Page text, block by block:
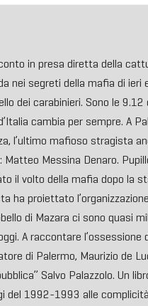
in presa diretta della
nei segreti della mafia di ieri
dei carabinieri. Sono le
cambia per sempre. A
l’ultimo mafioso stragista
Matteo Messina Denaro.
il volto della mafia dopo la
ha proiettato
di Mazara ci sono quasi
A raccontare
di Palermo, Maurizio de
Salvo Palazzolo. Un
del 1992-1993 alle